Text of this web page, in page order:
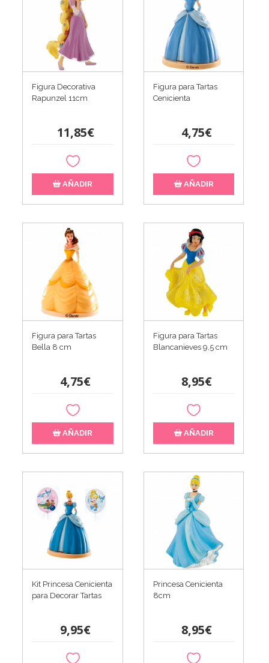
Figura Decorativa
Rapunzel 11cm
11,85€
AÑADIR
Figura para Tartas
Cenicienta
4,75€
AÑADIR
Figura para Tartas
Bella 8 cm
4,75€
AÑADIR
Figura para Tartas
Blancanieves 9,5 cm
8,95€
AÑADIR
Kit Princesa Cenicienta
para Decorar Tartas
9,95€
Princesa Cenicienta
8cm
8,95€